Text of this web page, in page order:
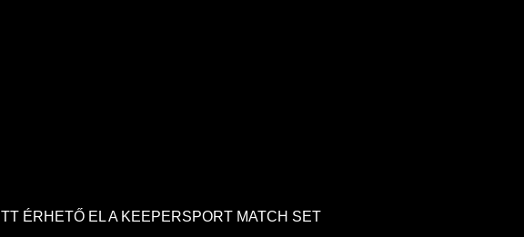
ITT ÉRHETŐ EL A KEEPERSPORT MATCH SET